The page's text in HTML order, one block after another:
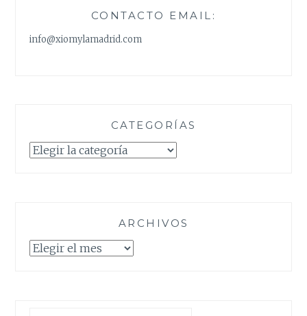
CONTACTO EMAIL:
info@xiomylamadrid.com
CATEGORÍAS
Categorías
ARCHIVOS
Archivos